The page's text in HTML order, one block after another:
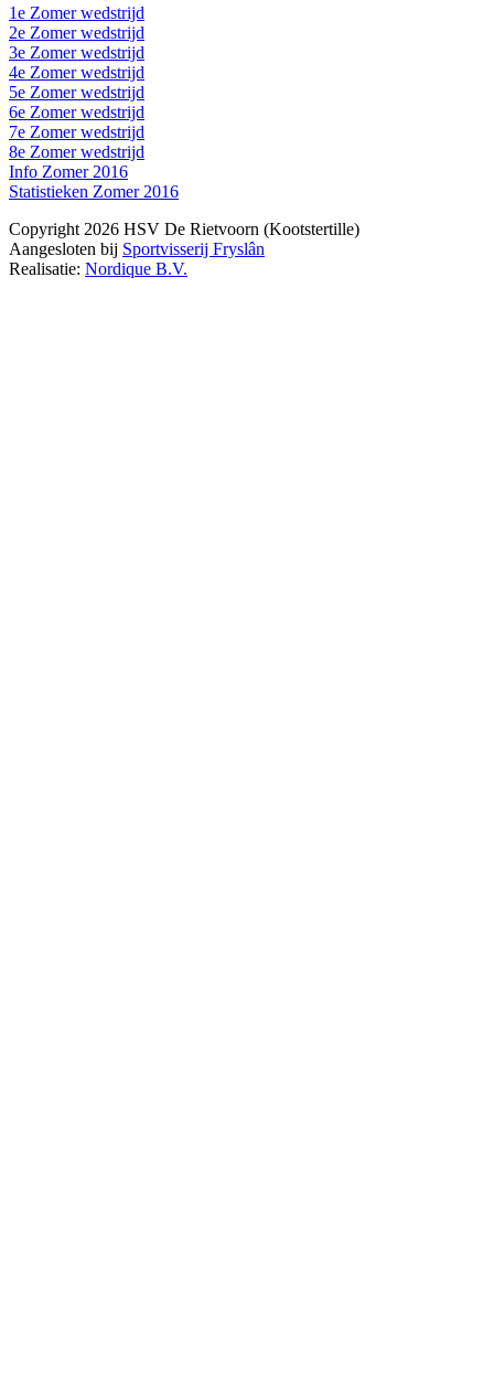
1e Zomer wedstrijd
2e Zomer wedstrijd
3e Zomer wedstrijd
4e Zomer wedstrijd
5e Zomer wedstrijd
6e Zomer wedstrijd
7e Zomer wedstrijd
8e Zomer wedstrijd
Info Zomer 2016
Statistieken Zomer 2016
Copyright 2026 HSV De Rietvoorn (Kootstertille)
Aangesloten bij Sportvisserij Fryslân
Realisatie: Nordique B.V.